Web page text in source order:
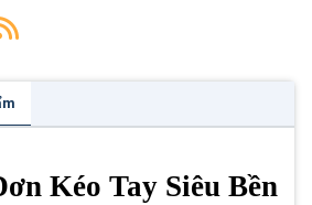
Kéo Tay Siêu Bền